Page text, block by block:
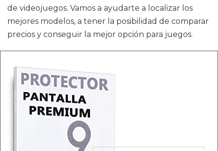
de videojuegos. Vamos a ayudarte a localizar los
mejores modelos, a tener la posibilidad de comparar
precios y conseguir la mejor opción para juegos.